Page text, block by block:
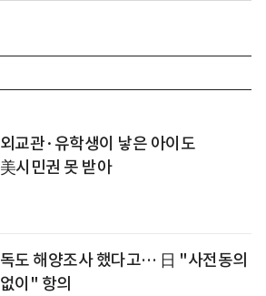
외교관·유학생이 낳은 아이도
美시민권 못 받아
독도 해양조사 했다고… 日 "사전동의
없이" 항의